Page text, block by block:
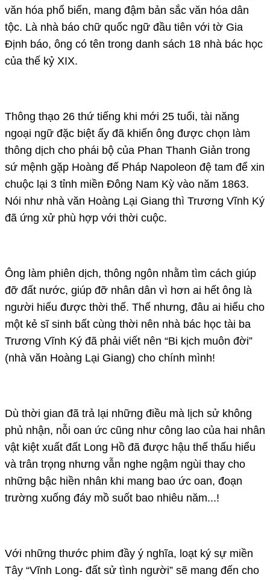
văn hóa phổ biến, mang đậm bản sắc văn hóa dân
tộc. Là nhà báo chữ quốc ngữ đầu tiên với tờ Gia
Định báo, ông có tên trong danh sách 18 nhà bác học
của thế kỷ XIX.
Thông thạo 26 thứ tiếng khi mới 25 tuổi, tài năng
ngoại ngữ đặc biệt ấy đã khiến ông được chọn làm
thông dịch cho phái bộ của Phan Thanh Giản trong
sứ mệnh gặp Hoàng đế Pháp Napoleon đệ tam để xin
chuộc lại 3 tỉnh miền Đông Nam Kỳ vào năm 1863.
Nói như nhà văn Hoàng Lại Giang thì Trương Vĩnh Ký
đã ứng xử phù hợp với thời cuộc.
Ông làm phiên dịch, thông ngôn nhằm tìm cách giúp
đỡ đất nước, giúp đỡ nhân dân vì hơn ai hết ông là
người hiểu được thời thế. Thế nhưng, đâu ai hiểu cho
một kẻ sĩ sinh bất cùng thời nên nhà bác học tài ba
Trương Vĩnh Ký đã phải viết nên “Bi kịch muôn đời”
(nhà văn Hoàng Lại Giang) cho chính mình!
Dù thời gian đã trả lại những điều mà lịch sử không
phủ nhận, nỗi oan ức cũng như công lao của hai nhân
vật kiệt xuất đất Long Hồ đã được hậu thế thấu hiểu
và trân trọng nhưng vẫn nghe ngậm ngùi thay cho
những bậc hiền nhân khi mang bao ức oan, đoạn
trường xuống đáy mồ suốt bao nhiêu năm...!
Với những thước phim đầy ý nghĩa, loạt ký sự miền
Tây “Vĩnh Long- đất sử tình người” sẽ mang đến cho